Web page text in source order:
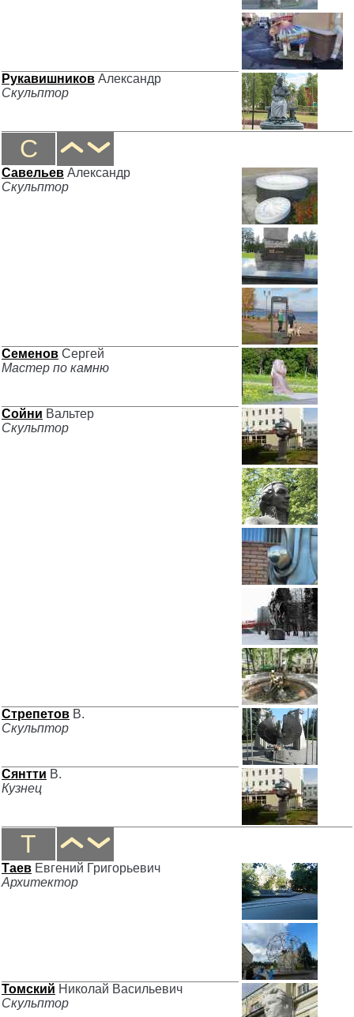
Рукавишников Александр
Скульптор
С
Савельев Александр
Скульптор
Семенов Сергей
Мастер по камню
Сойни Вальтер
Скульптор
Стрепетов В.
Скульптор
Сянтти В.
Кузнец
Т
Таев Евгений Григорьевич
Архитектор
Томский Николай Васильевич
Скульптор